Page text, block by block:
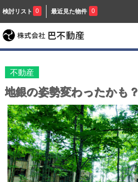
検討リスト 0 最近見た物件 0
不動産
地銀の姿勢変わったかも？